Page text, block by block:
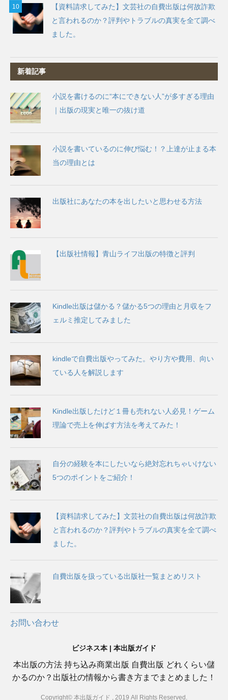
【資料請求してみた】文芸社の自費出版は何故詐欺
と言われるのか？評判やトラブルの真実を全て調べ
ました。
新着記事
小説を書けるのに“本にできない人”が多すぎる理由
｜出版の現実と唯一の抜け道
小説を書いているのに伸び悩む！？上達が止まる本
当の理由とは
出版社にあなたの本を出したいと思わせる方法
【出版社情報】青山ライフ出版の特徴と評判
Kindle出版は儲かる？儲かる5つの理由と月収をフ
ェルミ推定してみました
kindleで自費出版やってみた。やり方や費用、向い
ている人を解説します
Kindle出版したけど１冊も売れない人必見！ゲーム
理論で売上を伸ばす方法を考えてみた！
自分の経験を本にしたいなら絶対忘れちゃいけない
5つのポイントをご紹介！
【資料請求してみた】文芸社の自費出版は何故詐欺
と言われるのか？評判やトラブルの真実を全て調べ
ました。
自費出版を扱っている出版社一覧まとめリスト
お問い合わせ
ビジネス本 | 本出版ガイド
本出版の方法 持ち込み商業出版 自費出版 どれくらい儲
かるのか？出版社の情報から書き方までまとめました！
Copyright© 本出版ガイド , 2019 All Rights Reserved.